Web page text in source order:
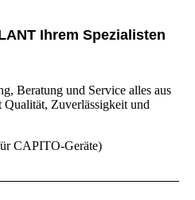
Ihrem Spezialisten
Beratung und Service alles aus
Zuverlässigkeit und
CAPITO-Geräte)